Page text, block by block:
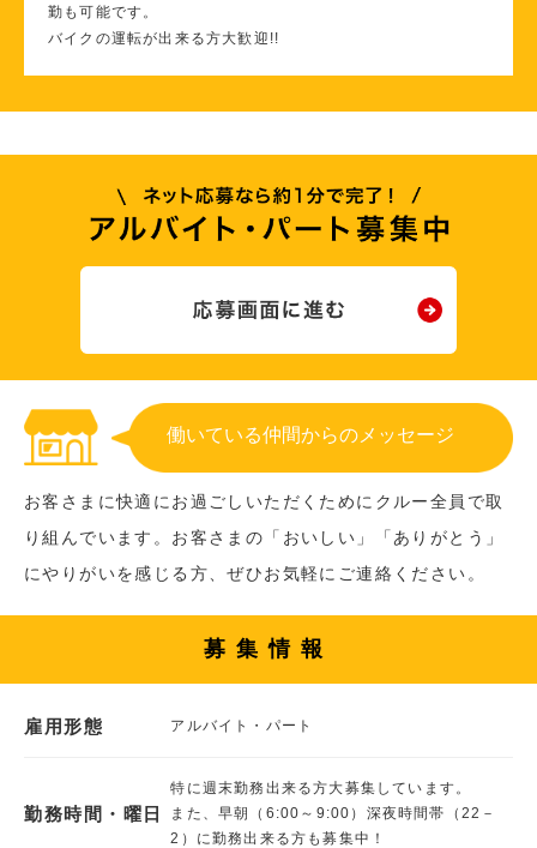
勤も可能です。
バイクの運転が出来る方大歓迎!!
働いている仲間からのメッセージ
お客さまに快適にお過ごしいただくためにクルー全員で取
り組んでいます。お客さまの「おいしい」「ありがとう」
にやりがいを感じる方、ぜひお気軽にご連絡ください。
募集情報
雇用形態 アルバイト・パート
勤務時間・曜日
特に週末勤務出来る方大募集しています。
また、早朝（6:00～9:00）深夜時間帯（22－
2）に勤務出来る方も募集中！